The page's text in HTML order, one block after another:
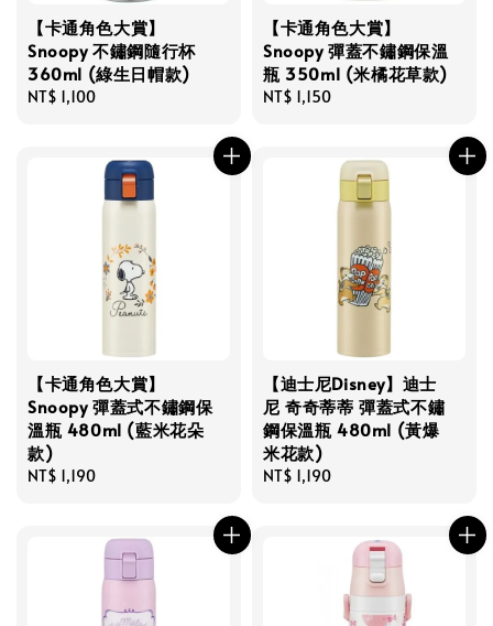
【卡通角色大賞】
Snoopy 不鏽鋼隨行杯
360ml (綠生日帽款)
Regular
NT$ 1,100
【卡通角色大賞】
Snoopy 彈蓋不鏽鋼保溫
瓶 350ml (米橘花草款)
Regular
NT$ 1,150
【卡通角色大賞】
Snoopy 彈蓋式不鏽鋼保
溫瓶 480ml (藍米花朵
款)
Regular
NT$ 1,190
【迪士尼Disney】迪士
尼 奇奇蒂蒂 彈蓋式不鏽
鋼保溫瓶 480ml (黃爆
米花款)
Regular
NT$ 1,190